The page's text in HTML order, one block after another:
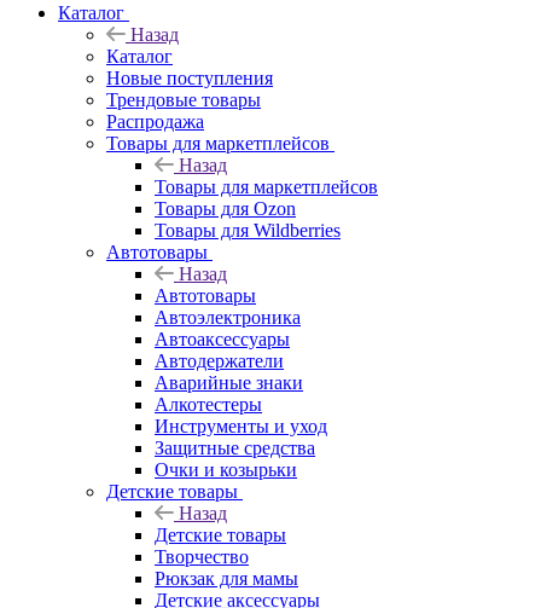
Каталог
Назад
Каталог
Новые поступления
Трендовые товары
Распродажа
Товары для маркетплейсов
Назад
Товары для маркетплейсов
Товары для Ozon
Товары для Wildberries
Автотовары
Назад
Автотовары
Автоэлектроника
Автоаксессуары
Автодержатели
Аварийные знаки
Алкотестеры
Инструменты и уход
Защитные средства
Очки и козырьки
Детские товары
Назад
Детские товары
Творчество
Рюкзак для мамы
Детские аксессуары